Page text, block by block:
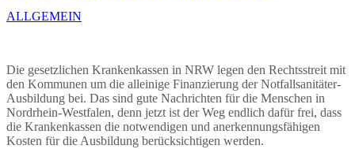
ALLGEMEIN
Die gesetzlichen Krankenkassen in NRW legen den Rechtsstreit mit
den Kommunen um die alleinige Finanzierung der Notfallsanitäter-
Ausbildung bei. Das sind gute Nachrichten für die Menschen in
Nordrhein-Westfalen, denn jetzt ist der Weg endlich dafür frei, dass
die Krankenkassen die notwendigen und anerkennungsfähigen
Kosten für die Ausbildung berücksichtigen werden.